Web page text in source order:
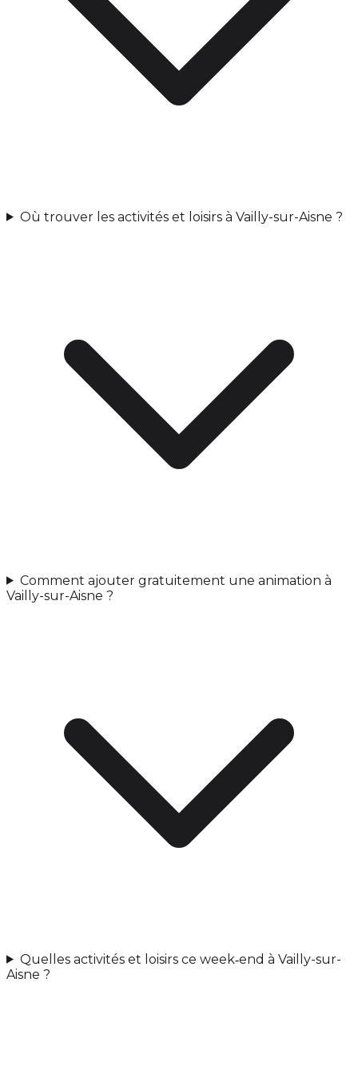
Où trouver les activités et loisirs à Vailly-sur-Aisne ?
Comment ajouter gratuitement une animation à
Vailly-sur-Aisne ?
Quelles activités et loisirs ce week‑end à Vailly-sur-
Aisne ?